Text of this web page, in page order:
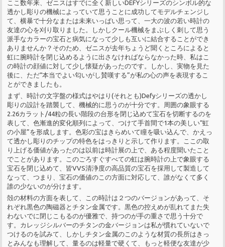
ここ数年来、ゼニスはすでに全く新しいDEFYシリーズのシンボル的な
透かし彫りの機械によっていて思うことに成功してモデルチェンジし
て、横暴で十分なまたは未来いっぱい思って、一大の波の若い時計の
友達の心を刈り取りました。しかしクール機械をまぶしく刺して思う
派手なカラーの宝石と病気になって少しも互いに結合することができ
ありませんか？そのため、ゼニスが去年ちょうど聞くところによると
虹に腕時計を閉じ込めるように出さなければならなかった時、私はこ
の時計の顔値に対して少し懐疑があったのです。しかし、実物を見た
後に、ただ“本当でよい匂いがし賛嘆する”が私の心の声を表現するこ
とができましたも。
まず、時計の文字盤の様式はやはり(それとも)Defyシリーズの透かし
彫りの設計を踏襲して、機械的に思うのが十分です。周囲の象眼する
2.26カラット/44粒の長い階段の台形を閉じ込めて宝石を切断するのを
表して、色漸進的変化順列によって、つけて手首間で1本の美しい“虹
の小屋”を形成します。色彩の宝はきらめいて瞳を吸い込んで、かえっ
て透かし彫りのチップの特色をはっきりと示して作ります。ここの取
り上げる価値があったのは以前は時計展の上で、ある程度聞いたこと
でことがあります。このごろすぐすべての虹は腕時計の上で象眼する
宝石を閉じ込めて、皆VVS清浄度の高品質の宝石を採用して製造して
なって、つまり、宝石の価値のこの方面に対応して、誰がなくて多く
誰の少ないのが分けます。
殻の材料の方面を表して、この時計は２つのバージョンがあって、そ
れぞれ黒色の陶磁器とチタン金属です。黒色の控えめが乱れてまた失
わないでに閉じこもるのが優雅で、持つのが手の重さで思う十分で
す。カレッジシルバーのチタンの金バージョンは私が慣れていないで
つけるのを試みて、しかしチタン金属のこのような材質の長所はきっ
とみんなも理解して、量るのは軽量で硬くて、もっと軽便な友達が少